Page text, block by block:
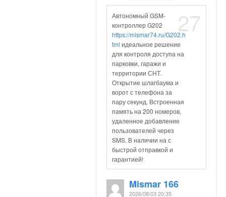
27
Автономный GSM-
контроллер G202
https://mismar74.ru/G202.h
tml идеальное решение
для контроля доступа на
парковки, гаражи и
территории СНТ.
Открытие шлагбаума и
ворот с телефона за
пару секунд. Встроенная
память на 200 номеров,
удаленное добавление
пользователей через
SMS. В наличии на с
быстрой отправкой и
гарантией!
Mismar 166
2026/08/03 20:35